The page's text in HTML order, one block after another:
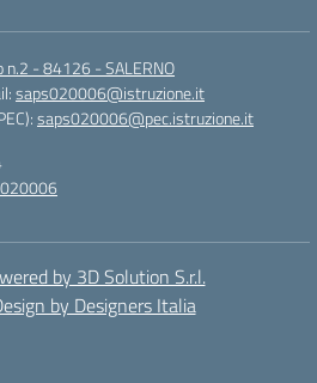
n.2 - 84126 - SALERNO
saps020006@istruzione.it
saps020006@pec.istruzione.it
by 3D Solution S.r.l.
by Designers Italia